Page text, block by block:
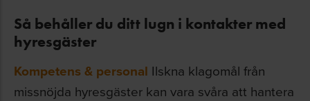
Så behåller du ditt lugn i kontakter med
hyresgäster
Kompetens & personal Ilskna klagomål från
missnöjda hyresgäster kan vara svåra att hantera